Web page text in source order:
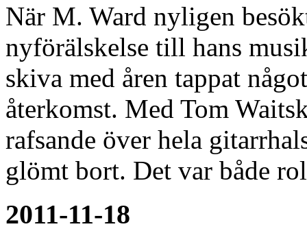
När M. Ward nyligen
nyförälskelse till hans
skiva med åren tappat
återkomst. Med Tom
rafsande över hela
glömt bort. Det var både
2011-11-18